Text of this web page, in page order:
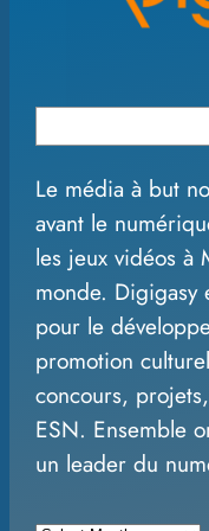
e
a
r
c
h
Le média à but
avant le
les jeux vidéos à
monde. Digigasy
pour le
promotion
concours,
ESN. Ensemble
un leader du